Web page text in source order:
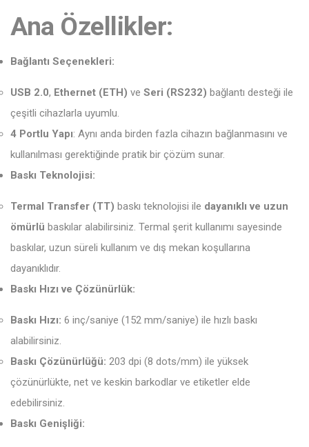
Ana Özellikler:
Bağlantı Seçenekleri:
USB 2.0, Ethernet (ETH) ve Seri (RS232) bağlantı desteği ile
çeşitli cihazlarla uyumlu.
4 Portlu Yapı: Aynı anda birden fazla cihazın bağlanmasını ve
kullanılması gerektiğinde pratik bir çözüm sunar.
Baskı Teknolojisi:
Termal Transfer (TT) baskı teknolojisi ile dayanıklı ve uzun
ömürlü baskılar alabilirsiniz. Termal şerit kullanımı sayesinde
baskılar, uzun süreli kullanım ve dış mekan koşullarına
dayanıklıdır.
Baskı Hızı ve Çözünürlük:
Baskı Hızı: 6 inç/saniye (152 mm/saniye) ile hızlı baskı
alabilirsiniz.
Baskı Çözünürlüğü: 203 dpi (8 dots/mm) ile yüksek
çözünürlükte, net ve keskin barkodlar ve etiketler elde
edebilirsiniz.
Baskı Genişliği: